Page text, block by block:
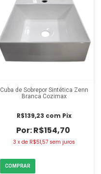
Cuba de Sobrepor Sintética Zenn
Branca Cozimax
R$154,70
R$139,23 com Pix
3 xde R$51,57 sem juros